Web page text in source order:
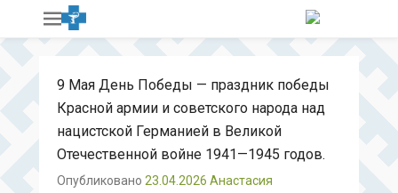
9 Мая День Победы — праздник победы
Красной армии и советского народа над
нацистской Германией в Великой
Отечественной войне 1941—1945 годов.
Опубликовано 23.04.2026 Анастасия